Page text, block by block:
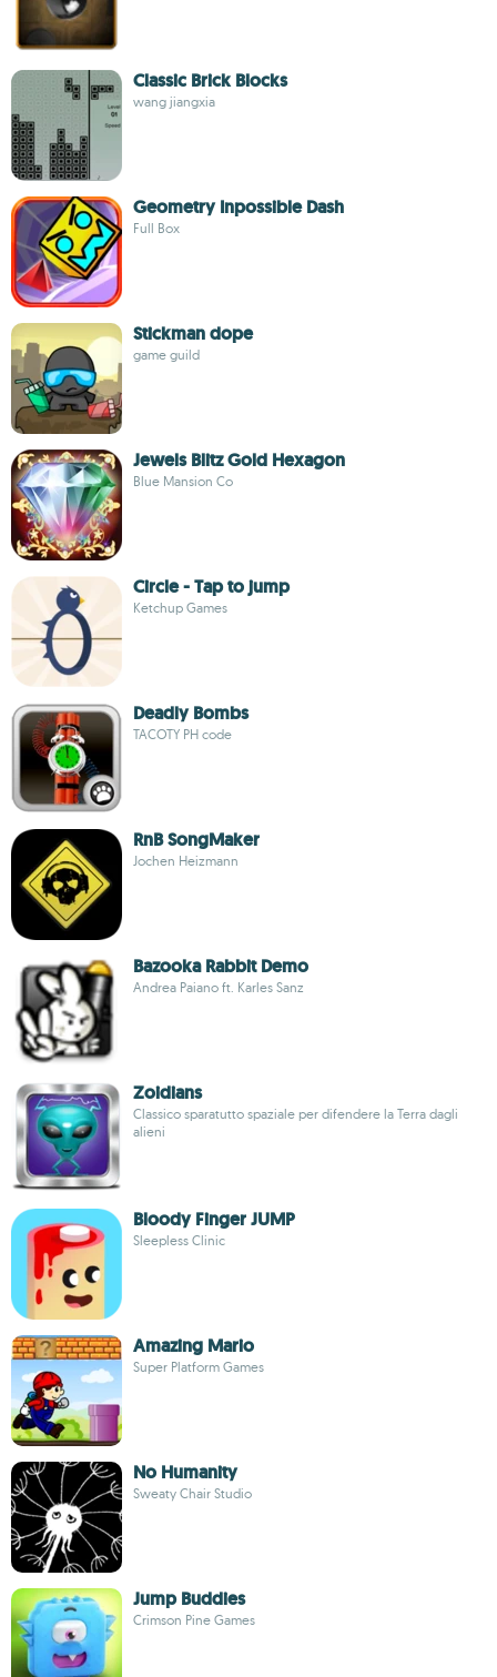
Classic Brick Blocks
wang jiangxia
Geometry Inpossible Dash
Full Box
Stickman dope
game guild
Jewels Blitz Gold Hexagon
Blue Mansion Co
Circle - Tap to jump
Ketchup Games
Deadly Bombs
TACOTY PH code
RnB SongMaker
Jochen Heizmann
Bazooka Rabbit Demo
Andrea Paiano ft. Karles Sanz
Zoidians
Classico sparatutto spaziale per difendere la Terra dagli
alieni
Bloody Finger JUMP
Sleepless Clinic
Amazing Mario
Super Platform Games
No Humanity
Sweaty Chair Studio
Jump Buddies
Crimson Pine Games